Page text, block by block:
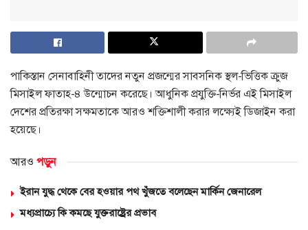
পাকিস্তান সেনাবাহিনী তাদের নতুন প্রজন্মের সাবসনিক স্থল-ভিত্তিক ক্রুজ
মিসাইল ফাতাহ-৪ উন্মোচন করেছে। আধুনিক প্রযুক্তি-নির্ভর এই মিসাইল
দেশের প্রতিরক্ষা সক্ষমতাকে আরও শক্তিশালী করার লক্ষ্যেই ডিজাইন করা
হয়েছে।
আরও পড়ুন
ইরান যুদ্ধ থেকে বের হওয়ার পথ খুঁজতে বলেছেন মার্কিন জেনারেল
মধ্যপ্রাচ্যে কি কমছে যুক্তরাষ্ট্রের প্রভাব